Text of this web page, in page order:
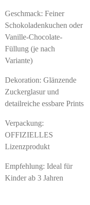
Geschmack: Feiner
Schokoladenkuchen oder
Vanille-Chocolate-
Füllung (je nach
Variante)
Dekoration: Glänzende
Zuckerglasur und
detailreiche essbare Prints
Verpackung:
OFFIZIELLES
Lizenzprodukt
Empfehlung: Ideal für
Kinder ab 3 Jahren